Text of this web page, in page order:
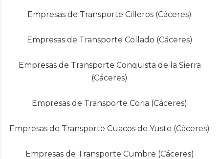
Empresas de Transporte Cilleros (Cáceres)
Empresas de Transporte Collado (Cáceres)
Empresas de Transporte Conquista de la Sierra
(Cáceres)
Empresas de Transporte Coria (Cáceres)
Empresas de Transporte Cuacos de Yuste (Cáceres)
Empresas de Transporte Cumbre (Cáceres)